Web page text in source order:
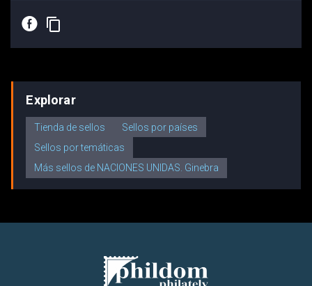
E content_copy
Explorar
Tienda de sellos
Sellos por países
Sellos por temáticas
Más sellos de NACIONES UNIDAS. Ginebra